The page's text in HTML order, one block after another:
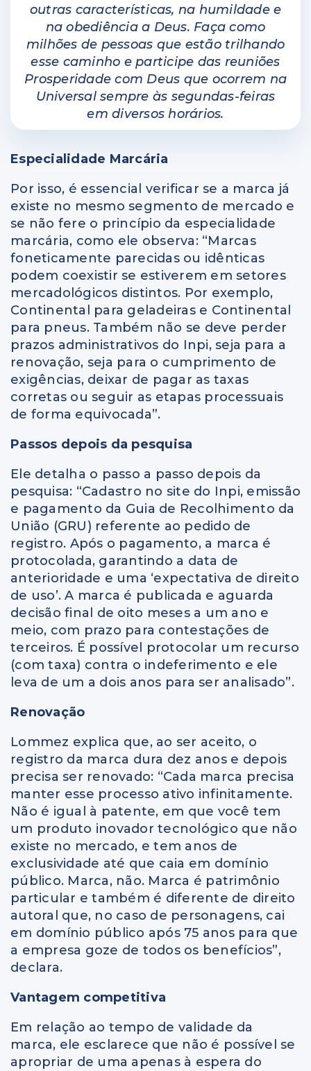
outras características, na humildade e
na obediência a Deus. Faça como
milhões de pessoas que estão trilhando
esse caminho e participe das reuniões
Prosperidade com Deus que ocorrem na
Universal sempre às segundas-feiras
em diversos horários.
Especialidade Marcária
Por isso, é essencial verificar se a marca já
existe no mesmo segmento de mercado e
se não fere o princípio da especialidade
marcária, como ele observa: “Marcas
foneticamente parecidas ou idênticas
podem coexistir se estiverem em setores
mercadológicos distintos. Por exemplo,
Continental para geladeiras e Continental
para pneus. Também não se deve perder
prazos administrativos do Inpi, seja para a
renovação, seja para o cumprimento de
exigências, deixar de pagar as taxas
corretas ou seguir as etapas processuais
de forma equivocada”.
Passos depois da pesquisa
Ele detalha o passo a passo depois da
pesquisa: “Cadastro no site do Inpi, emissão
e pagamento da Guia de Recolhimento da
União (GRU) referente ao pedido de
registro. Após o pagamento, a marca é
protocolada, garantindo a data de
anterioridade e uma ‘expectativa de direito
de uso’. A marca é publicada e aguarda
decisão final de oito meses a um ano e
meio, com prazo para contestações de
terceiros. É possível protocolar um recurso
(com taxa) contra o indeferimento e ele
leva de um a dois anos para ser analisado”.
Renovação
Lommez explica que, ao ser aceito, o
registro da marca dura dez anos e depois
precisa ser renovado: “Cada marca precisa
manter esse processo ativo infinitamente.
Não é igual à patente, em que você tem
um produto inovador tecnológico que não
existe no mercado, e tem anos de
exclusividade até que caia em domínio
público. Marca, não. Marca é patrimônio
particular e também é diferente de direito
autoral que, no caso de personagens, cai
em domínio público após 75 anos para que
a empresa goze de todos os benefícios”,
declara.
Vantagem competitiva
Em relação ao tempo de validade da
marca, ele esclarece que não é possível se
apropriar de uma apenas à espera do